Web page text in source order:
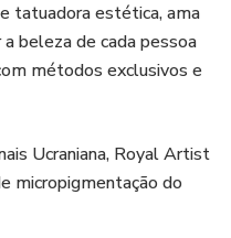
comece uma nova
uma oportunidade de
um serviço
Se está em busca de
para atuar como
tatuadora estética, ama
beleza de cada pessoa
métodos exclusivos e
Ucraniana, Royal Artist
micropigmentação do